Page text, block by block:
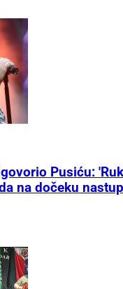
Pusiću:
na dočeku